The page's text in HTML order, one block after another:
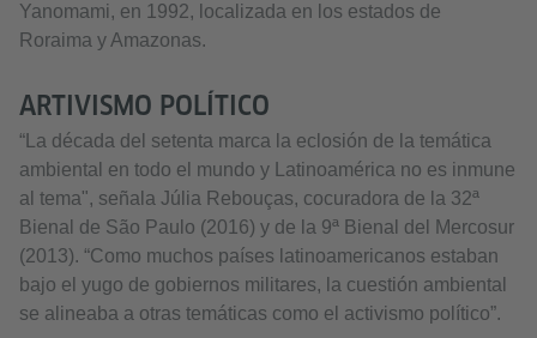
Yanomami, en 1992, localizada en los estados de
Roraima y Amazonas.
ARTIVISMO POLÍTICO
“La década del setenta marca la eclosión de la temática
ambiental en todo el mundo y Latinoamérica no es inmune
al tema", señala Júlia Rebouças, cocuradora de la 32ª
Bienal de São Paulo (2016) y de la 9ª Bienal del Mercosur
(2013). “Como muchos países latinoamericanos estaban
bajo el yugo de gobiernos militares, la cuestión ambiental
se alineaba a otras temáticas como el activismo político”.